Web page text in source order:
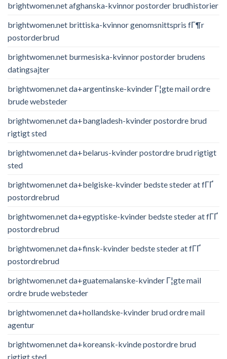
brightwomen.net afghanska-kvinnor postorder brudhistorier
brightwomen.net brittiska-kvinnor genomsnittspris fГ¶r
postorderbrud
brightwomen.net burmesiska-kvinnor postorder brudens
datingsajter
brightwomen.net da+argentinske-kvinder Г¦gte mail ordre
brude websteder
brightwomen.net da+bangladesh-kvinder postordre brud
rigtigt sted
brightwomen.net da+belarus-kvinder postordre brud rigtigt
sted
brightwomen.net da+belgiske-kvinder bedste steder at fГҐ
postordrebrud
brightwomen.net da+egyptiske-kvinder bedste steder at fГҐ
postordrebrud
brightwomen.net da+finsk-kvinder bedste steder at fГҐ
postordrebrud
brightwomen.net da+guatemalanske-kvinder Г¦gte mail
ordre brude websteder
brightwomen.net da+hollandske-kvinder brud ordre mail
agentur
brightwomen.net da+koreansk-kvinde postordre brud
rigtigt sted